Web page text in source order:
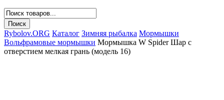
Rybolov.ORG Каталог Зимняя рыбалка Мормышки
Вольфрамовые мормышки Мормышка W Spider Шар с
отверстием мелкая грань (модель 16)